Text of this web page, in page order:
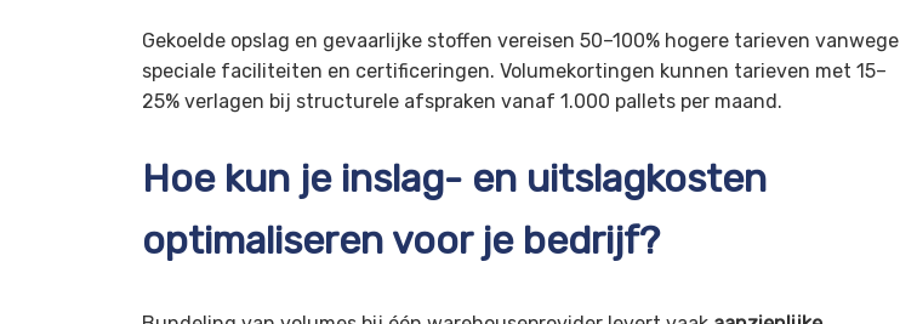
Gekoelde opslag en gevaarlijke stoffen vereisen 50–100% hogere tarieven vanwege
speciale faciliteiten en certificeringen. Volumekortingen kunnen tarieven met 15–
25% verlagen bij structurele afspraken vanaf 1.000 pallets per maand.
Hoe kun je inslag- en uitslagkosten
optimaliseren voor je bedrijf?